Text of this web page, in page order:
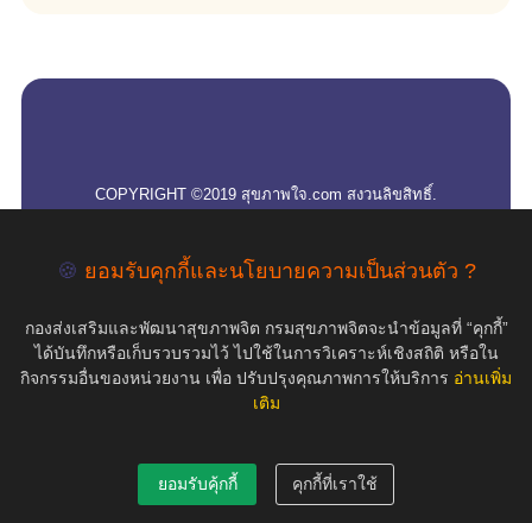
COPYRIGHT ©2019 สุขภาพใจ.com สงวนลิขสิทธิ์.
🍪 ยอมรับคุกกี้และนโยบายความเป็นส่วนตัว ?
กองส่งเสริมและพัฒนาสุขภาพจิต กรมสุขภาพจิตจะนำข้อมูลที่ “คุกกี้”
ได้บันทึกหรือเก็บรวบรวมไว้ ไปใช้ในการวิเคราะห์เชิงสถิติ หรือใน
กิจกรรมอื่นของหน่วยงาน เพื่อ ปรับปรุงคุณภาพการให้บริการ อ่านเพิ่ม
เติม
ยอมรับคุ้กกี้ คุกกี้ที่เราใช้